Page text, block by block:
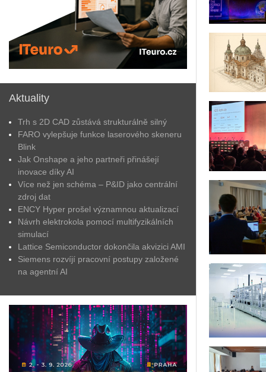
Aktuality
Trh s 2D CAD zůstává strukturálně silný
FARO vylepšuje funkce laserového skeneru
Blink
Jak Onshape a jeho partneři přinášejí
inovace díky AI
Více než jen schéma – P&ID jako centrální
zdroj dat
ENCY Hyper prošel významnou aktualizací
Návrh elektrokola pomocí multifyzikálních
simulací
Lattice Semiconductor dokončila akvizici AMI
Siemens rozvíjí pracovní postupy založené
na agentní AI